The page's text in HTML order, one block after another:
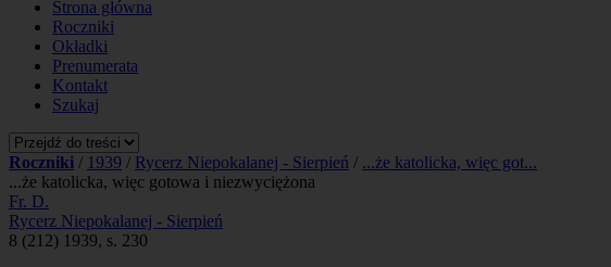
Strona główna
Roczniki
Okładki
Prenumerata
Kontakt
Szukaj
Roczniki / 1939 / Rycerz Niepokalanej - Sierpień / ...że katolicka, więc got...
...że katolicka, więc gotowa i niezwyciężona
Fr. D.
Rycerz Niepokalanej - Sierpień
8 (212) 1939, s. 230